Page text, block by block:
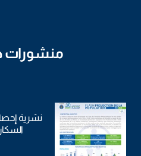
منشورات
نشرية
السكان